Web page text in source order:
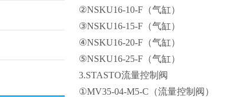
②NSKU16-10-F（气缸）
③NSKU16-15-F（气缸）
④NSKU16-20-F（气缸）
⑤NSKU16-25-F（气缸）
3.STASTO流量控制阀
①MV35-04-M5-C（流量控制阀）